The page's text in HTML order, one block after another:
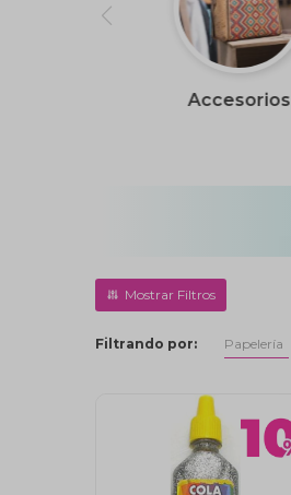
Accesorios
Filtrando por: Papelería